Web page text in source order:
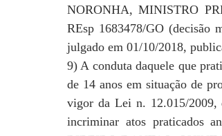
NORONHA, MINISTRO
REsp 1683478/GO
julgado em 01/10/2018,
9) A conduta daquele que
de 14 anos em situação de
vigor da Lei n. 12.015/
incriminar atos praticados